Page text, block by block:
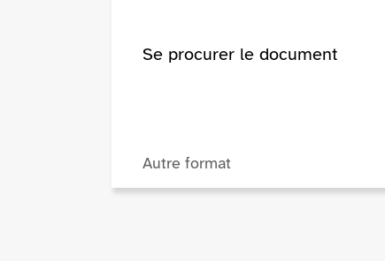
Se procurer le document
Autre format